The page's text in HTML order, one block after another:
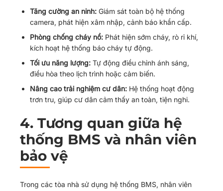
Tăng cường an ninh: Giám sát toàn bộ hệ thống
camera, phát hiện xâm nhập, cảnh báo khẩn cấp.
Phòng chống cháy nổ: Phát hiện sớm cháy, rò rỉ khí,
kích hoạt hệ thống báo cháy tự động.
Tối ưu năng lượng: Tự động điều chỉnh ánh sáng,
điều hòa theo lịch trình hoặc cảm biến.
Nâng cao trải nghiệm cư dân: Hệ thống hoạt động
trơn tru, giúp cư dân cảm thấy an toàn, tiện nghi.
4. Tương quan giữa hệ
thống BMS và nhân viên
bảo vệ
Trong các tòa nhà sử dụng hệ thống BMS, nhân viên